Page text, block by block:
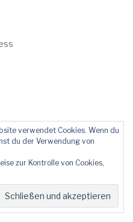
verwendet Cookies. Wenn du
du der Verwendung von
zur Kontrolle von Cookies,